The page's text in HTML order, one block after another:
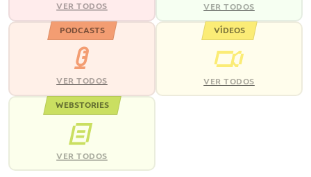
VER TODOS VER TODOS
PODCASTS
VER TODOS
VÍDEOS
VER TODOS
WEBSTORIES
VER TODOS